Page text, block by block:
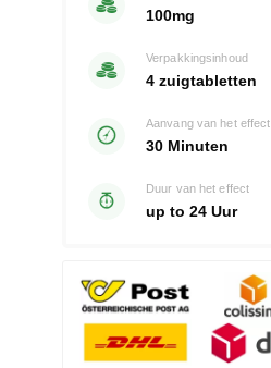
100mg
Verpakkingsinhoud
4 zuigtabletten
Aanvang van het effect
30 Minuten
Duur van het effect
up to 24 Uur